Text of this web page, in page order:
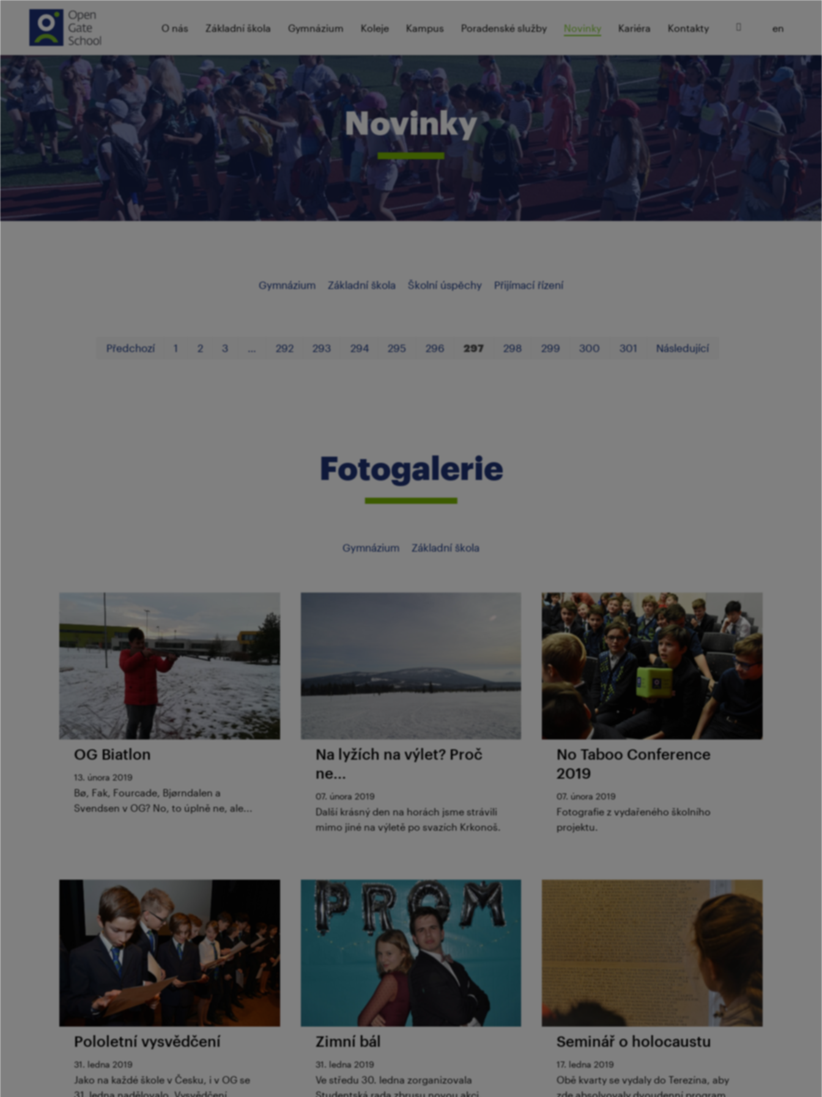
O nás Základní škola Gymnázium Koleje Kampus Poradenské služby Novinky Kariéra Kontakty cz
en
Novinky
Gymnázium Základní škola Školní úspěchy Přijímací řízení
Předchozí 1 2 3 … 292 293 294 295 296 297 298 299 300 301 Následující
Fotogalerie
Gymnázium Základní škola
OG Biatlon
13. února 2019
Bø, Fak, Fourcade, Bjørndalen a
Svendsen v OG? No, to úplně ne, ale...
Na lyžích na výlet? Proč
ne...
07. února 2019
Další krásný den na horách jsme strávili
mimo jiné na výletě po svazích Krkonoš.
No Taboo Conference
2019
07. února 2019
Fotografie z vydařeného školního
projektu.
Pololetní vysvědčení
31. ledna 2019
Jako na každé škole v Česku, i v OG se
Zimní bál
31. ledna 2019
Ve středu 30. ledna zorganizovala
Seminář o holocaustu
17. ledna 2019
Obě kvarty se vydaly do Terezína, aby